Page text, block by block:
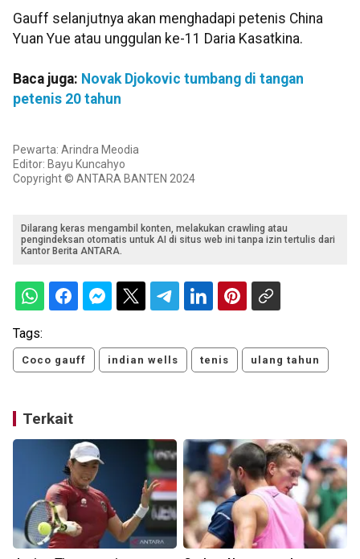
Gauff selanjutnya akan menghadapi petenis China
Yuan Yue atau unggulan ke-11 Daria Kasatkina.
Baca juga: Novak Djokovic tumbang di tangan
petenis 20 tahun
Pewarta: Arindra Meodia
Editor: Bayu Kuncahyo
Copyright © ANTARA BANTEN 2024
Dilarang keras mengambil konten, melakukan crawling atau
pengindeksan otomatis untuk AI di situs web ini tanpa izin tertulis dari
Kantor Berita ANTARA.
Tags:
Coco gauff indian wells tenis ulang tahun
Terkait